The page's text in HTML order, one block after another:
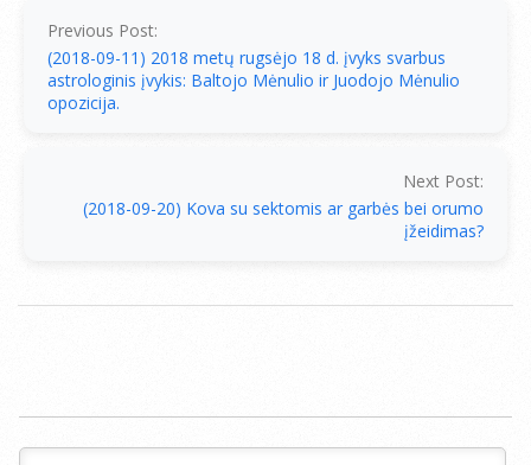
Previous Post:
(2018-09-11) 2018 metų rugsėjo 18 d. įvyks svarbus
astrologinis įvykis: Baltojo Mėnulio ir Juodojo Mėnulio
opozicija.
Next Post:
(2018-09-20) Kova su sektomis ar garbės bei orumo
įžeidimas?